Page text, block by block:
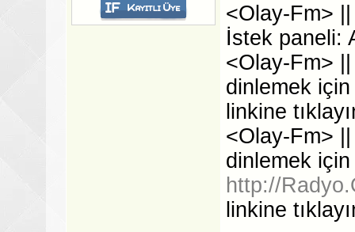
<Olay-Fm> ||
İstek paneli:
<Olay-Fm> ||
dinlemek
linkine
<Olay-Fm> ||
dinlemek için
http://
linkine